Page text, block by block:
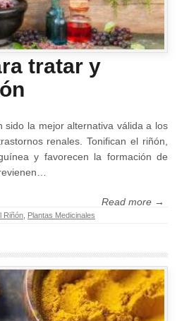
tratar y
sido la mejor alternativa válida a los
renales. Tonifican el riñón,
y favorecen la formación de
Read more →
Riñón Plantas Medicinales